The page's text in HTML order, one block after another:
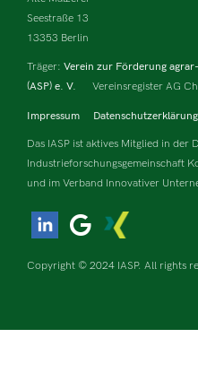
Seestraße 13
13353 Berlin
Träger: Verein zur Förderung
(ASP) e. V.
Vereinsregister AG
Impressum Datenschutzerklärung
Das IASP ist aktives Mitglied in der
Industrieforschungsgemeinschaft
und im Verband Innovativer
Copyright © 2024 IASP. All rights